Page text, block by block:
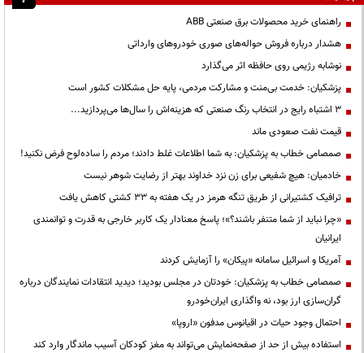
راهنمای خرید محصولات برق صنعتی ABB
هشدار درباره فروش حواله‌های صوری خودروهای وارداتی
نوشابه رژیمی روی حافظه اثر می‌گذارد
پزشکیان: خدمت بی‌منت و مشارکت مردمی، پایه حل مشکلات کشور است
3 اشتباه رایج در انتخاب رنگ صنعتی که هزینه‌اش را سال‌ها می‌پردازید...
قیمت نفت صعودی ماند
صمصامی خطاب به پزشکیان: به شما اطلاعات غلط دادند؛ مردم را ساده‌لوح فرض نکنید!
خادمیان: هیچ شفیعی برای زن نزد خداوند بهتر از رضایت شوهر نیست
ترافیک کشتیرانی از طریق تنگه هرمز در یک هفته به ۳۳ کشتی کاهش یافت
«چرا نباید از شما متنفر باشند؟»؛ پاسخ معنادار یک کاربر خارجی به قدرت و توانمندی
ایرانیان
آمریکا و اسرائیل سامانه «پیکان» را آزمایش کردند
صمصامی خطاب به پزشکیان: خودتان در مجلس بودید؛ دیدید انتقادات نمایندگان درباره
گران‌سازی ارز بود، نه واگذاری ایران‌خودرو
احتمال وجود حیات در اقیانوس مدفون «اروپا»
استفاده بیش از حد از صفحه‌نمایش می‌تواند به مغز کودکان آسیب ماندگار وارد کند